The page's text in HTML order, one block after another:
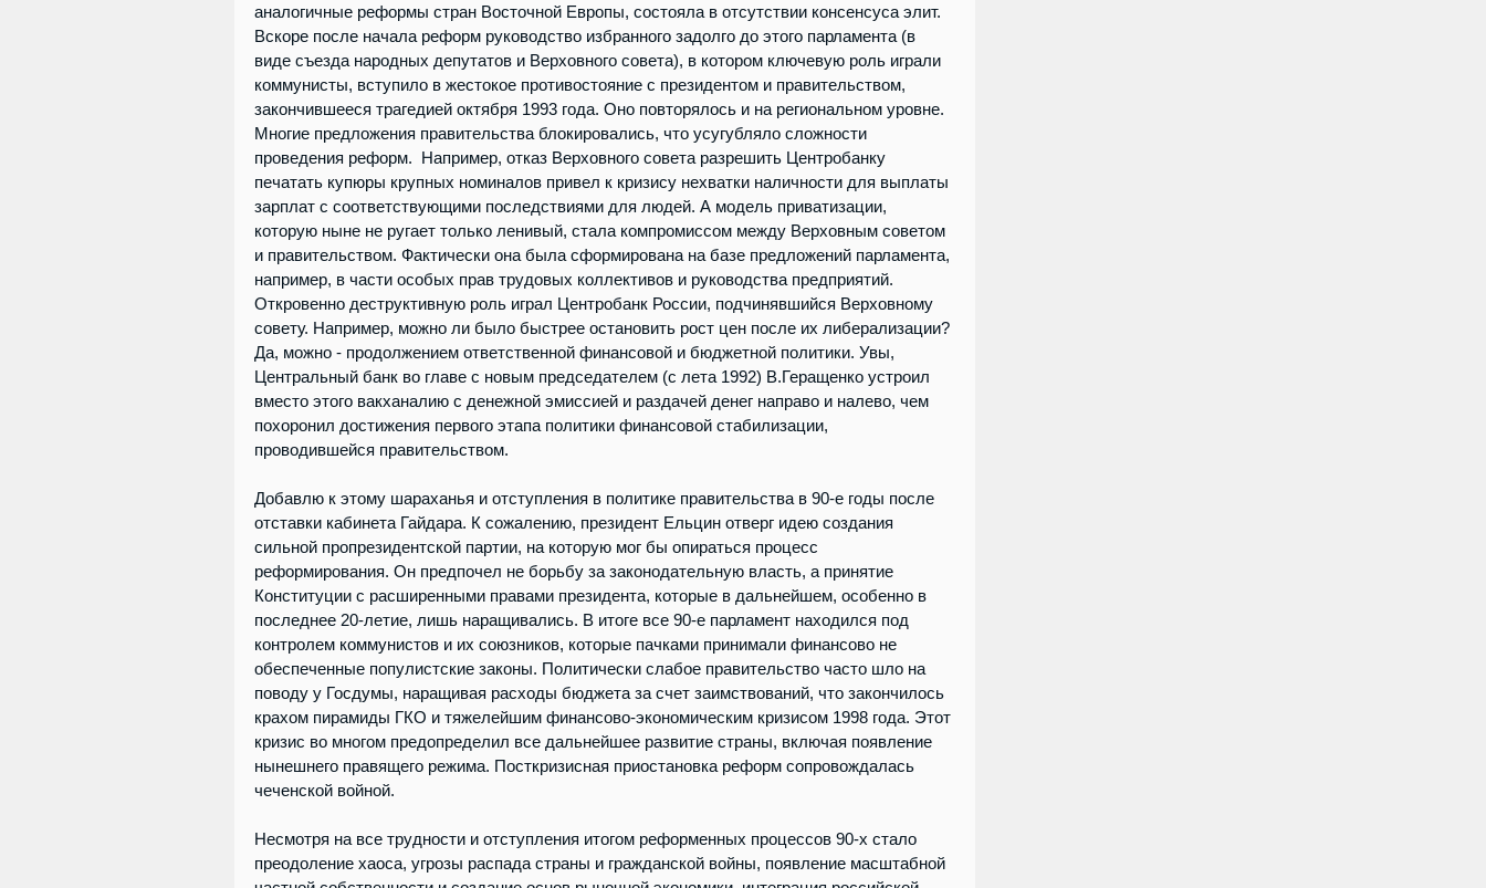
аналогичные реформы стран Восточной Европы, состояла в отсутствии консенсуса элит.
Вскоре после начала реформ руководство избранного задолго до этого парламента (в
виде съезда народных депутатов и Верховного совета), в котором ключевую роль играли
коммунисты, вступило в жестокое противостояние с президентом и правительством,
закончившееся трагедией октября 1993 года. Оно повторялось и на региональном уровне.
Многие предложения правительства блокировались, что усугубляло сложности
проведения реформ.  Например, отказ Верховного совета разрешить Центробанку
печатать купюры крупных номиналов привел к кризису нехватки наличности для выплаты
зарплат с соответствующими последствиями для людей. А модель приватизации,
которую ныне не ругает только ленивый, стала компромиссом между Верховным советом
и правительством. Фактически она была сформирована на базе предложений парламента,
например, в части особых прав трудовых коллективов и руководства предприятий.
Откровенно деструктивную роль играл Центробанк России, подчинявшийся Верховному
совету. Например, можно ли было быстрее остановить рост цен после их либерализации?
Да, можно - продолжением ответственной финансовой и бюджетной политики. Увы,
Центральный банк во главе с новым председателем (с лета 1992) В.Геращенко устроил
вместо этого вакханалию с денежной эмиссией и раздачей денег направо и налево, чем
похоронил достижения первого этапа политики финансовой стабилизации,
проводившейся правительством.
Добавлю к этому шараханья и отступления в политике правительства в 90-е годы после
отставки кабинета Гайдара. К сожалению, президент Ельцин отверг идею создания
сильной пропрезидентской партии, на которую мог бы опираться процесс
реформирования. Он предпочел не борьбу за законодательную власть, а принятие
Конституции с расширенными правами президента, которые в дальнейшем, особенно в
последнее 20-летие, лишь наращивались. В итоге все 90-е парламент находился под
контролем коммунистов и их союзников, которые пачками принимали финансово не
обеспеченные популистские законы. Политически слабое правительство часто шло на
поводу у Госдумы, наращивая расходы бюджета за счет заимствований, что закончилось
крахом пирамиды ГКО и тяжелейшим финансово-экономическим кризисом 1998 года. Этот
кризис во многом предопределил все дальнейшее развитие страны, включая появление
нынешнего правящего режима. Посткризисная приостановка реформ сопровождалась
чеченской войной.
Несмотря на все трудности и отступления итогом реформенных процессов 90-х стало
преодоление хаоса, угрозы распада страны и гражданской войны, появление масштабной